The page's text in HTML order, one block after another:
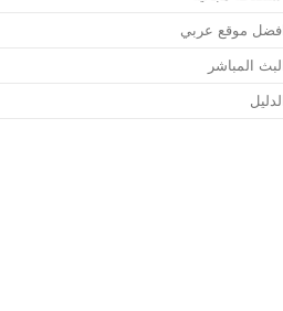
افضل موقع عربي
البث المباشر
الدليل